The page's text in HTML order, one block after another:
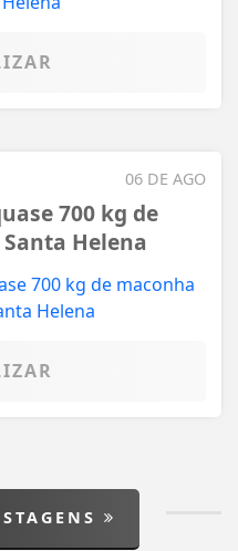
06 DE AGO
700 kg de
Helena